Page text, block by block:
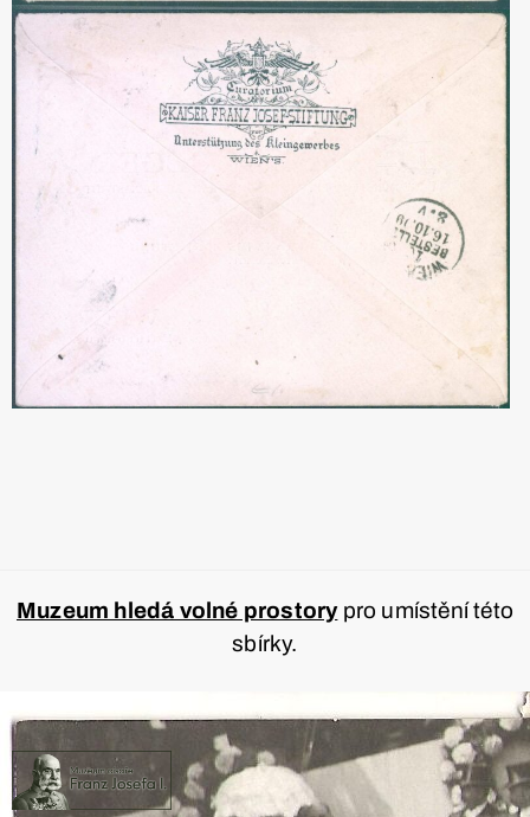
Muzeum hledá volné prostorypro umístění této
sbírky.